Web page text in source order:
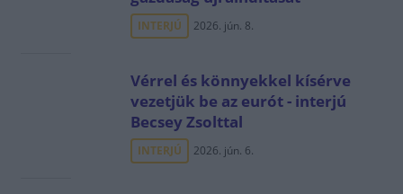
INTERJÚ 2026. jún. 8.
Vérrel és könnyekkel kísérve
vezetjük be az eurót - interjú
Becsey Zsolttal
INTERJÚ 2026. jún. 6.